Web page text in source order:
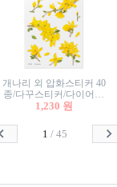
개나리 외 압화스티커 40
종/다꾸스티커/다이어리
꾸미기/꽃스티커/자연물
1,230 원
1 /45